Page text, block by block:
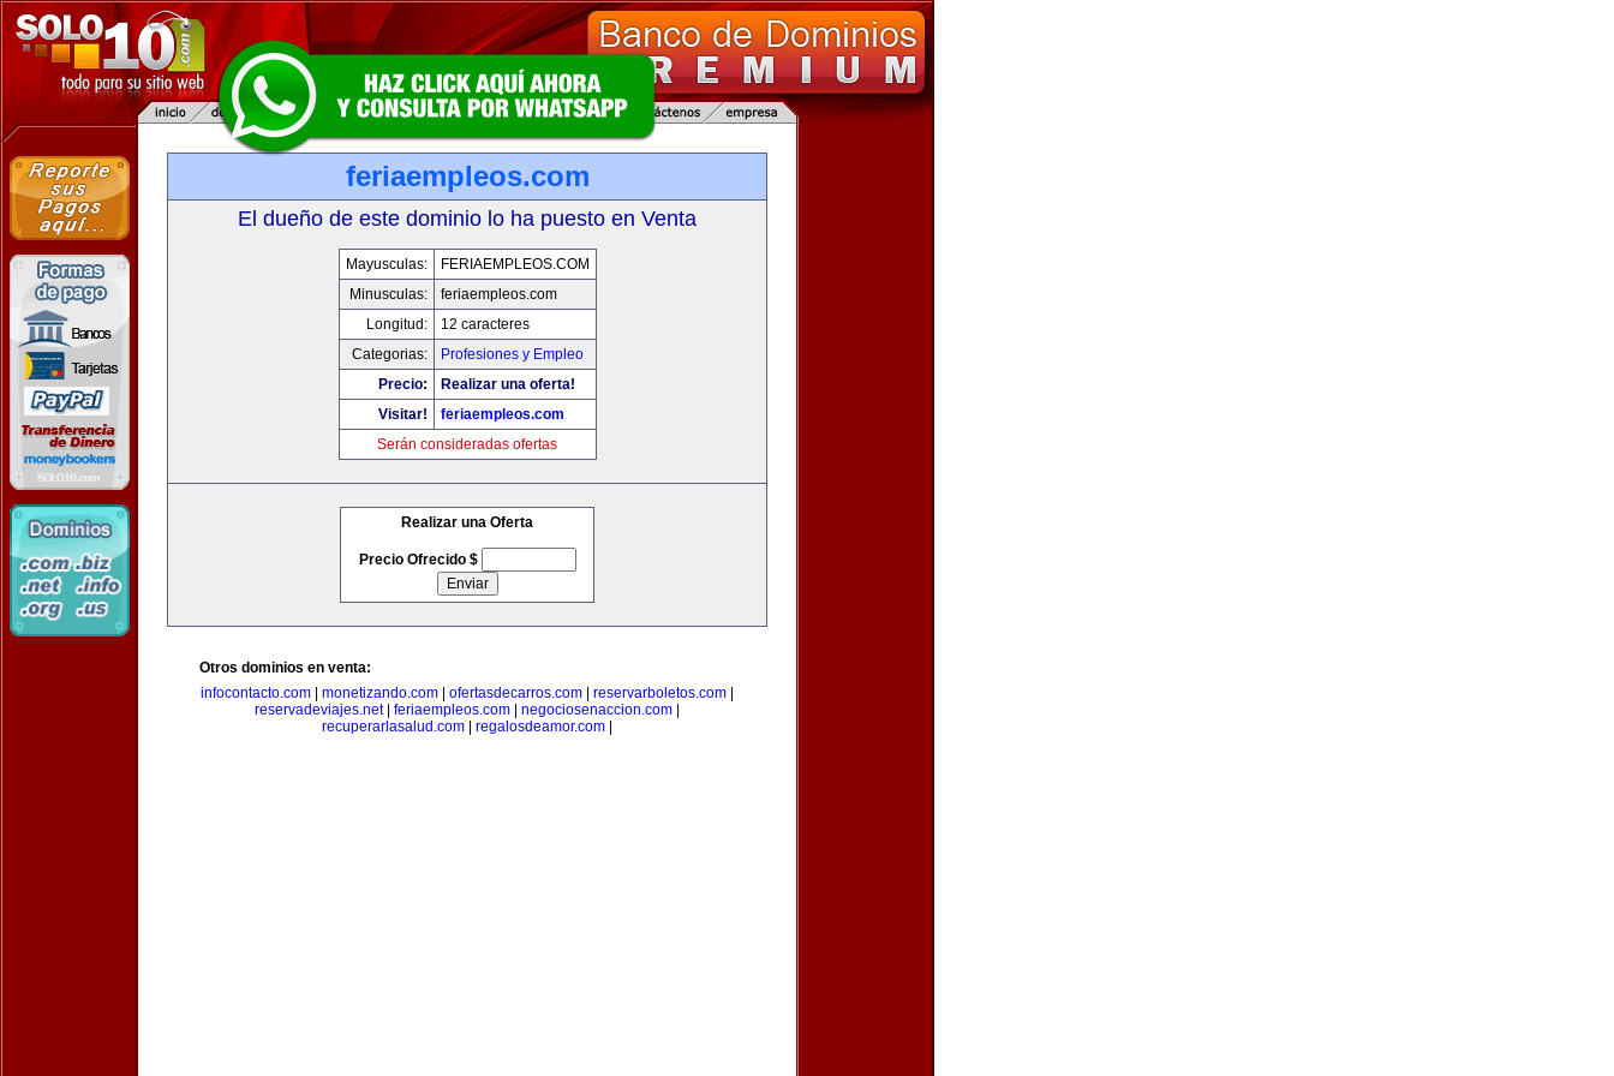
feriaempleos.com
El dueño de este dominio lo ha puesto en Venta
Mayusculas:
FERIAEMPLEOS.COM
Minusculas:
feriaempleos.com
Longitud:
12 caracteres
Categorias:
Profesiones y Empleo
Precio:
Realizar una oferta!
Visitar!
feriaempleos.com
Serán consideradas ofertas
Realizar una Oferta
Precio Ofrecido $
Otros dominios en venta:
infocontacto.com
monetizando.com ofertasdecarros.com reservarboletos.com
reservadeviajes.net| feriaempleos.com negociosenaccion.com
recuperarlasalud.com
regalosdeamor.com